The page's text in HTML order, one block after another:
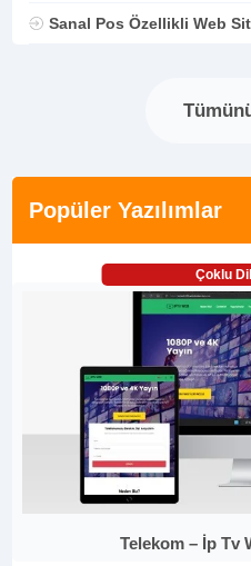
Sanal Pos Özellikli Web
Popüler Yazılımlar
Çoklu
Telekom – İp Tv